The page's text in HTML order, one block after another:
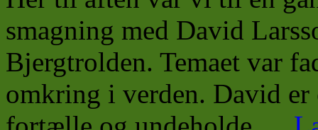
smagning med David
Bjergtrolden. Temaet var
omkring i verden. David er